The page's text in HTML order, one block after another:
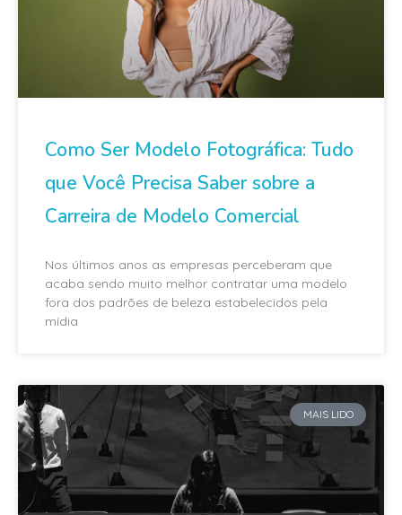
Como Ser Modelo Fotográfica: Tudo
que Você Precisa Saber sobre a
Carreira de Modelo Comercial
Nos últimos anos as empresas perceberam que
acaba sendo muito melhor contratar uma modelo
fora dos padrões de beleza estabelecidos pela
mídia
MAIS LIDO